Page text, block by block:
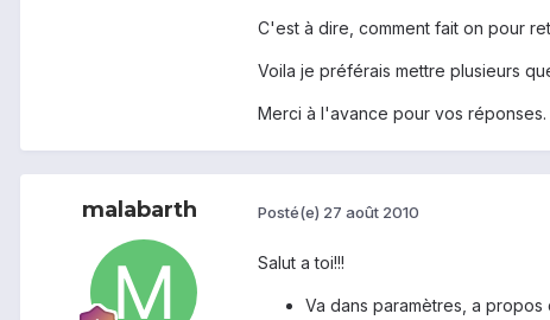
C'est à dire, comment fait on pour
Voila je préférais mettre plusieurs
Merci à l'avance pour vos réponses.
malabarth Posté(e) 27 août 2010
Salut a toi!!!
Va dans paramètres, a